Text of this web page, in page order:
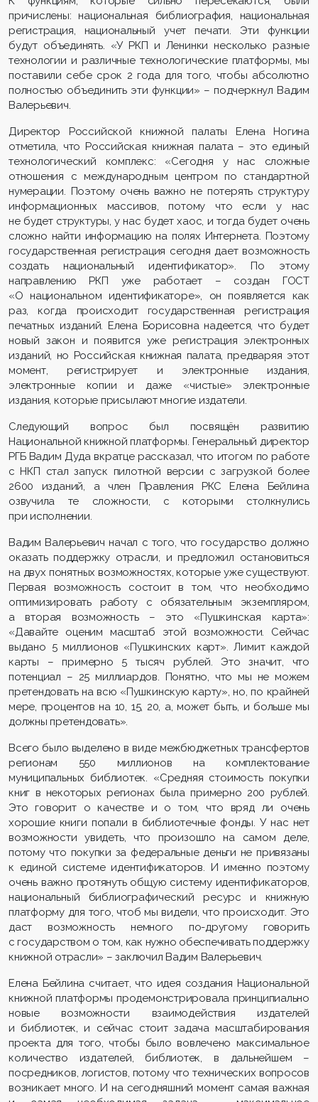
причислены: национальная библиография, национальная
регистрация, национальный учет печати. Эти функции
будут объединять. «У РКП и Ленинки несколько разные
технологии и различные технологические платформы, мы
поставили себе срок 2 года для того, чтобы абсолютно
полностью объединить эти функции» – подчеркнул Вадим
Валерьевич.
Директор Российской книжной палаты Елена Ногина
отметила, что Российская книжная палата – это единый
технологический комплекс: «Сегодня у нас сложные
отношения с международным центром по стандартной
нумерации. Поэтому очень важно не потерять структуру
информационных массивов, потому что если у нас
не будет структуры, у нас будет хаос, и тогда будет очень
сложно найти информацию на полях Интернета. Поэтому
государственная регистрация сегодня дает возможность
создать национальный идентификатор». По этому
направлению РКП уже работает – создан ГОСТ
«О национальном идентификаторе», он появляется как
раз, когда происходит государственная регистрация
печатных изданий. Елена Борисовна надеется, что будет
новый закон и появится уже регистрация электронных
изданий, но Российская книжная палата, предваряя этот
момент, регистрирует и электронные издания,
электронные копии и даже «чистые» электронные
издания, которые присылают многие издатели.
Следующий вопрос был посвящён развитию
Национальной книжной платформы. Генеральный директор
РГБ Вадим Дуда вкратце рассказал, что итогом по работе
с НКП стал запуск пилотной версии с загрузкой более
2600 изданий, а член Правления РКС Елена Бейлина
озвучила те сложности, с которыми столкнулись
при исполнении.
Вадим Валерьевич начал с того, что государство должно
оказать поддержку отрасли, и предложил остановиться
на двух понятных возможностях, которые уже существуют.
Первая возможность состоит в том, что необходимо
оптимизировать работу с обязательным экземпляром,
а вторая возможность – это «Пушкинская карта»:
«Давайте оценим масштаб этой возможности. Сейчас
выдано 5 миллионов «Пушкинских карт». Лимит каждой
карты – примерно 5 тысяч рублей. Это значит, что
потенциал – 25 миллиардов. Понятно, что мы не можем
претендовать на всю «Пушкинскую карту», но, по крайней
мере, процентов на 10, 15, 20, а, может быть, и больше мы
должны претендовать».
Всего было выделено в виде межбюджетных трансфертов
регионам 550 миллионов на комплектование
муниципальных библиотек. «Средняя стоимость покупки
книг в некоторых регионах была примерно 200 рублей.
Это говорит о качестве и о том, что вряд ли очень
хорошие книги попали в библиотечные фонды. У нас нет
возможности увидеть, что произошло на самом деле,
потому что покупки за федеральные деньги не привязаны
к единой системе идентификаторов. И именно поэтому
очень важно протянуть общую систему идентификаторов,
национальный библиографический ресурс и книжную
платформу для того, чтоб мы видели, что происходит. Это
даст возможность немного по-другому говорить
с государством о том, как нужно обеспечивать поддержку
книжной отрасли» – заключил Вадим Валерьевич.
Елена Бейлина считает, что идея создания Национальной
книжной платформы продемонстрировала принципиально
новые возможности взаимодействия издателей
и библиотек, и сейчас стоит задача масштабирования
проекта для того, чтобы было вовлечено максимальное
количество издателей, библиотек, в дальнейшем –
посредников, логистов, потому что технических вопросов
возникает много. И на сегодняшний момент самая важная